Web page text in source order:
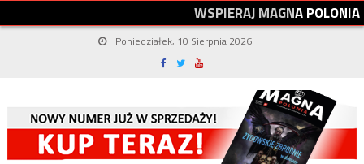
WSPIERAJMAGNAPOLONIA
Poniedziałek, 10 Sierpnia 2026